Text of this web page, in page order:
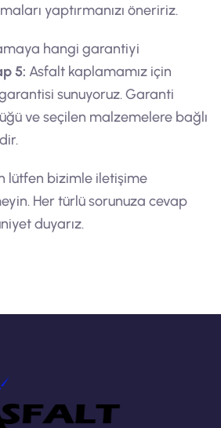
yaptırmanızı öneririz.
hangi garantiyi
5: Asfalt kaplamamız için
sunuyoruz. Garanti
ve seçilen malzemelere bağlı
lütfen bizimle iletişime
Her türlü sorunuza cevap
duyarız.